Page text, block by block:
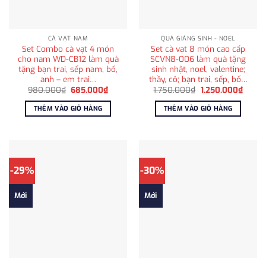
CÀ VẠT NAM
Set Combo cà vạt 4 món
cho nam WD-CB12 làm quà
tặng bạn trai, sếp nam, bố,
anh – em trai…
980.000₫ Giá
là:
980.000₫.
685.000₫Giá
tại
THÊM VÀO GIỎ HÀNG
QUÀ GIÁNG SINH - NOEL
Set cà vạt 8 món cao cấp
SCVN8-006 làm quà tặng
sinh nhật, noel, valentine;
thầy, cô; bạn trai, sếp, bố…
1.750.000₫ Giá
là:
1.750.000₫.
1.250.000₫Giá
THÊM VÀO GIỎ HÀNG
-29%
Mới
-30%
Mới